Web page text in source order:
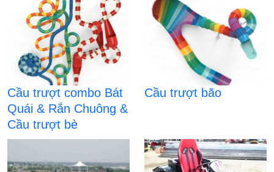
Cầu trượt combo Bát
Quái & Rắn Chuông &
Cầu trượt bè
Cầu trượt bão